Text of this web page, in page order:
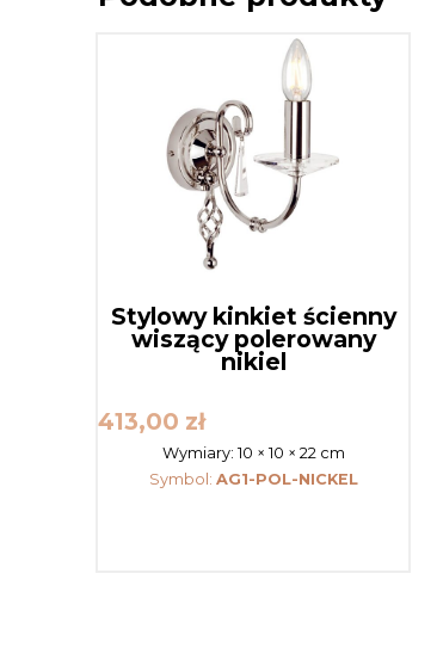
Stylowy kinkiet ścienny
wiszący polerowany
nikiel
413,00 zł
Wymiary: 10 × 10 × 22 cm
Symbol: AG1-POL-NICKEL